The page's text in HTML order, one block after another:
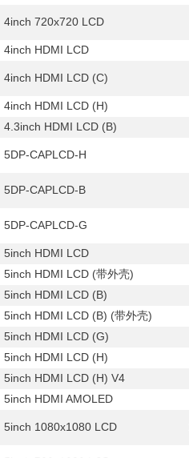
4inch 720x720 LCD
4inch HDMI LCD
4inch HDMI LCD (C)
4inch HDMI LCD (H)
4.3inch HDMI LCD (B)
5DP-CAPLCD-H
5DP-CAPLCD-B
5DP-CAPLCD-G
5inch HDMI LCD
5inch HDMI LCD (带外壳)
5inch HDMI LCD (B)
5inch HDMI LCD (B) (带外壳)
5inch HDMI LCD (G)
5inch HDMI LCD (H)
5inch HDMI LCD (H) V4
5inch HDMI AMOLED
5inch 1080x1080 LCD